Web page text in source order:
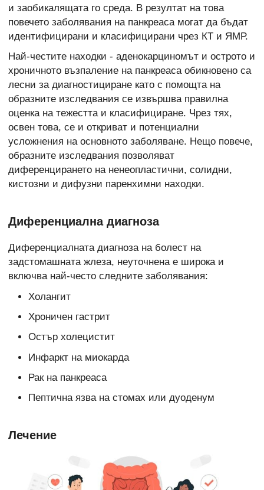
и заобикалящата го среда. В резултат на това
повечето заболявания на панкреаса могат да бъдат
идентифицирани и класифицирани чрез КТ и ЯМР.
Най-честите находки - аденокарциномът и острото и
хроничното възпаление на панкреаса обикновено са
лесни за диагностициране като с помощта на
образните изследвания се извършва правилна
оценка на тежестта и класифициране. Чрез тях,
освен това, се и откриват и потенциални
усложнения на основното заболяване. Нещо повече,
образните изследвания позволяват
диференцирането на ненеопластични, солидни,
кистозни и дифузни паренхимни находки.
Диференциална диагноза
Диференциалната диагноза на болест на
задстомашната жлеза, неуточнена е широка и
включва най-често следните заболявания:
Холангит
Хроничен гастрит
Остър холецистит
Инфаркт на миокарда
Рак на панкреаса
Пептична язва на стомах или дуоденум
Лечение